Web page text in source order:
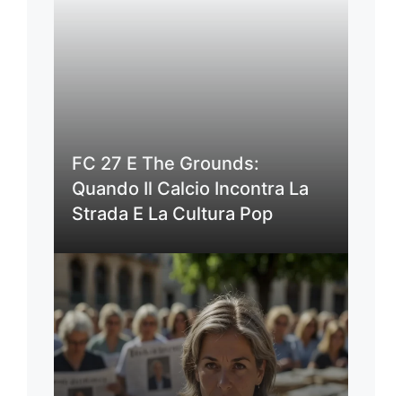
FC 27 E The Grounds:
Quando Il Calcio Incontra La
Strada E La Cultura Pop